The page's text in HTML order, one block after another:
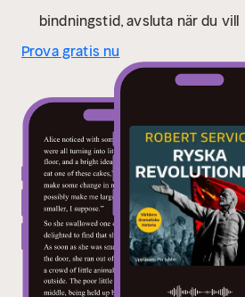
bindningstid, avsluta när du vill
Prova gratis nu